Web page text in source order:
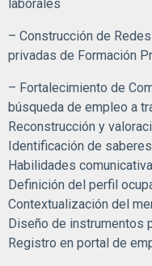
laborales
– Construcción de
privadas de Formación
– Fortalecimiento de
búsqueda de empleo a
Reconstrucción y
Identificación de
Habilidades
Definición del perfil
Contextualización del
Diseño de instrumentos
Registro en portal de